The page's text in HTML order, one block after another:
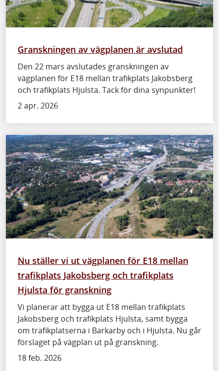
Granskningen av vägplanen är avslutad
Den 22 mars avslutades granskningen av
vägplanen för E18 mellan trafikplats Jakobsberg
och trafikplats Hjulsta. Tack för dina synpunkter!
2 apr. 2026
Nu ställer vi ut vägplanen för E18 mellan
trafikplats Jakobsberg och trafikplats
Hjulsta för granskning
Vi planerar att bygga ut E18 mellan trafikplats
Jakobsberg och trafikplats Hjulsta, samt bygga
om trafikplatserna i Barkarby och i Hjulsta. Nu går
förslaget på vägplan ut på granskning.
18 feb. 2026